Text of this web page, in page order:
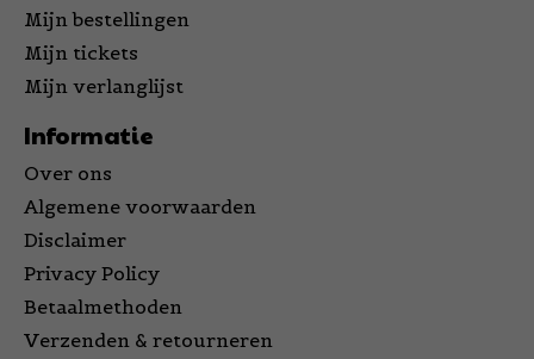
Mijn bestellingen
Mijn tickets
Mijn verlanglijst
Informatie
Over ons
Algemene voorwaarden
Disclaimer
Privacy Policy
Betaalmethoden
Verzenden & retourneren